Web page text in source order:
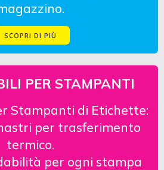
SCOPRI DI PIÙ
PER STAMPANTI
Stampanti di Etichette:
per trasferimento
termico.
per ogni stampa